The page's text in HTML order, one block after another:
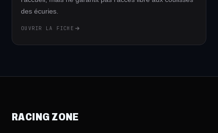
des écuries.
OUVRIR LA FICHE
RACING ZONE